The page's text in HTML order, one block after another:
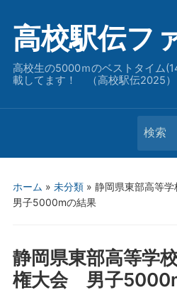
高校駅伝フ
高校生の5000ｍのベストタイム
載してます！ （高校駅伝2025）
Search
for:
ホーム » 未分類» 静岡県東部高等
男子5000mの結果
静岡県東部高等学
権大会 男子